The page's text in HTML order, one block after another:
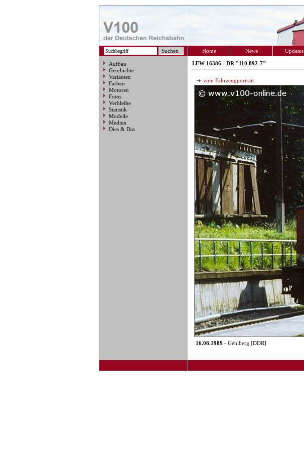
Home News Updates
Aufbau
Geschichte
Varianten
Farben
Motoren
Fotos
Verbleibe
Statistik
Modelle
Medien
Dies & Das
LEW 16386 - DR "110 892-7"
zum Fahrzeugportrait
16.08.1989 - Gehlberg [DDR]